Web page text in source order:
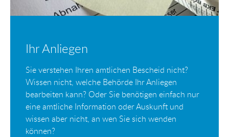
Ihr Anliegen
Sie verstehen Ihren amtlichen Bescheid nicht?
Wissen nicht, welche Behörde Ihr Anliegen
bearbeiten kann? Oder Sie benötigen einfach nur
eine amtliche Information oder Auskunft und
wissen aber nicht, an wen Sie sich wenden
können?